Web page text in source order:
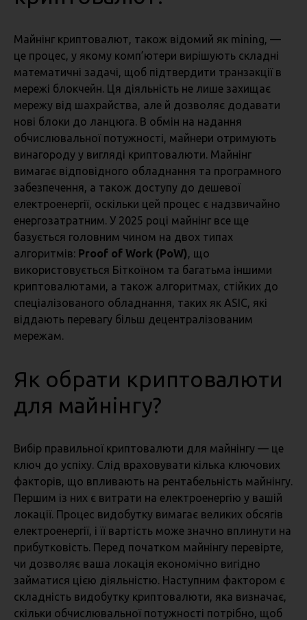
Майнінг криптовалют, також відомий як mining, —
це процес, у якому комп’ютери вирішують складні
математичні задачі, щоб підтвердити транзакції в
мережі блокчейн. Ця діяльність не лише захищає
мережу від шахрайства, але й дозволяє додавати
нові блоки до ланцюга. В обмін на надання
обчислювальної потужності, майнери отримують
винагороду у вигляді криптовалюти. Майнінг
вимагає відповідного обладнання та програмного
забезпечення, а також доступу до дешевої
електроенергії, оскільки цей процес є надзвичайно
енергозатратним. У 2025 році майнінг все ще
базується головним чином на двох типах
алгоритмів: Proof of Work (PoW), що
використовується Біткоїном та багатьма іншими
криптовалютами, а також алгоритмах, стійких до
спеціалізованого обладнання, таких як ASIC, які
віддають перевагу більш децентралізованим
мережам.
Як обрати криптовалюти
для майнінгу?
Вибір правильної криптовалюти для майнінгу — це
ключ до успіху. Слід враховувати кілька ключових
факторів, що впливають на рентабельність майнінгу.
Першим із них є витрати на електроенергію у вашій
локації. Процес видобутку вимагає великих обсягів
електроенергії, і її вартість може значно вплинути на
прибутковість. Перед початком майнінгу перевірте,
чи дозволяє ваша локація економічно вигідно
займатися цією діяльністю. Наступним фактором є
складність видобутку криптовалюти, яка визначає,
скільки обчислювальної потужності потрібно, щоб